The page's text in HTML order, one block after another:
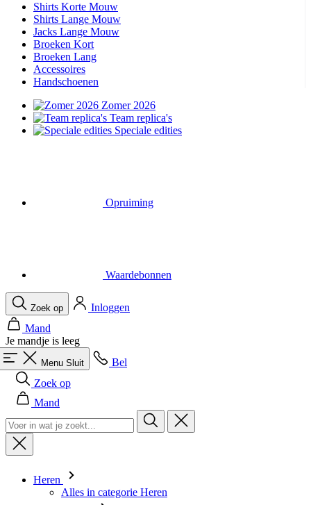
Shirts Korte Mouw
Shirts Lange Mouw
Jacks Lange Mouw
Broeken Kort
Broeken Lang
Accessoires
Handschoenen
Zomer 2026
Team replica's
Speciale edities
Opruiming
Waardebonnen
Zoek op
Inloggen
Mand
Je mandje is leeg
Menu Sluit
Bel
Zoek op
Mand
Heren
Alles in categorie Heren